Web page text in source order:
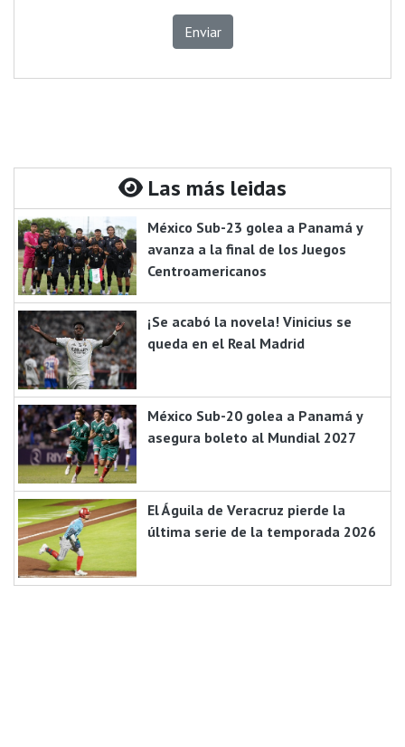
Enviar
Las más leidas
México Sub-23 golea a Panamá y
avanza a la final de los Juegos
Centroamericanos
¡Se acabó la novela! Vinicius se
queda en el Real Madrid
México Sub-20 golea a Panamá y
asegura boleto al Mundial 2027
El Águila de Veracruz pierde la
última serie de la temporada 2026